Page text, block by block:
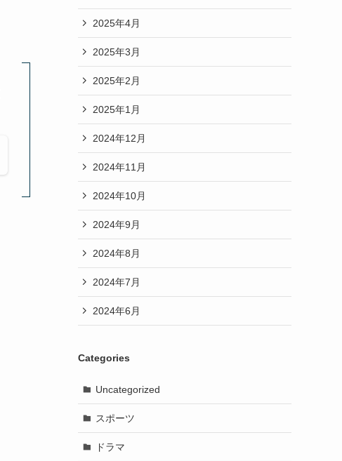
2025年4月
2025年3月
2025年2月
2025年1月
2024年12月
2024年11月
2024年10月
2024年9月
2024年8月
2024年7月
2024年6月
Categories
Uncategorized
スポーツ
ドラマ